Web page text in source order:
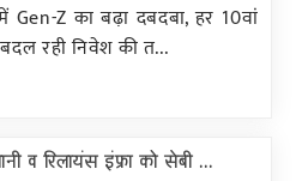
Gen-Z का बढ़ा दबदबा, हर 10वां
रही निवेश की त...
व रिलायंस इंफ्रा को सेबी ...